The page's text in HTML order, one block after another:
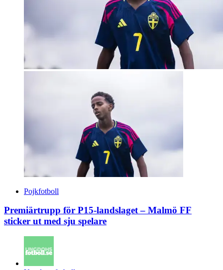
Pojkfotboll
Premiärtrupp för P15-landslaget – Malmö FF
sticker ut med sju spelare